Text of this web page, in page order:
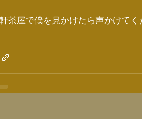
茶屋で僕を見かけたら声かけて